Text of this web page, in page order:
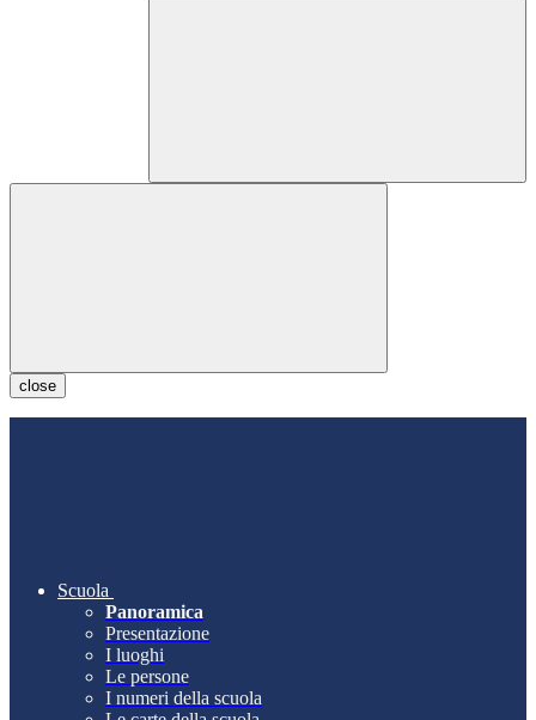
close
Scuola
Panoramica
Presentazione
I luoghi
Le persone
I numeri della scuola